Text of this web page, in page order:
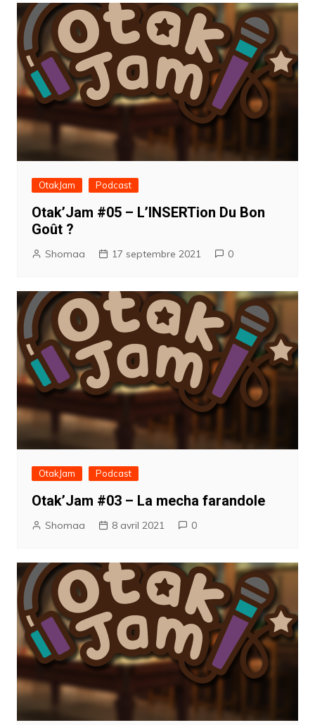
l’article
OtakJam Podcast
Otak’Jam #05 – L’INSERTion Du Bon
Goût ?
Shomaa 17 septembre 2021 0
OtakJam Podcast
Otak’Jam #03 – La mecha farandole
Shomaa 8 avril 2021 0